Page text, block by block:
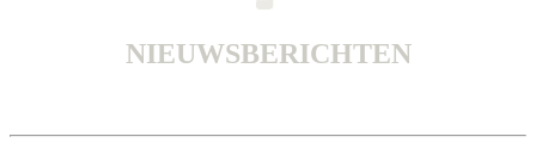
NIEUWSBERICHTEN